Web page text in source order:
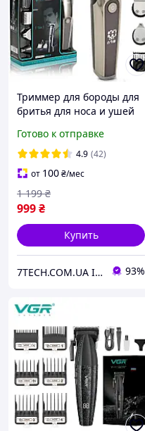
Триммер для бороды для
бритья для носа и ушей
беспроводной +насадки
на подставке 11в1 VGR
Готово к отправке
4.9 (42)
от 100₴/мес
999₴
1 199 ₴
Купить
7TECH.COM.UA Інтернет-магазин 93%